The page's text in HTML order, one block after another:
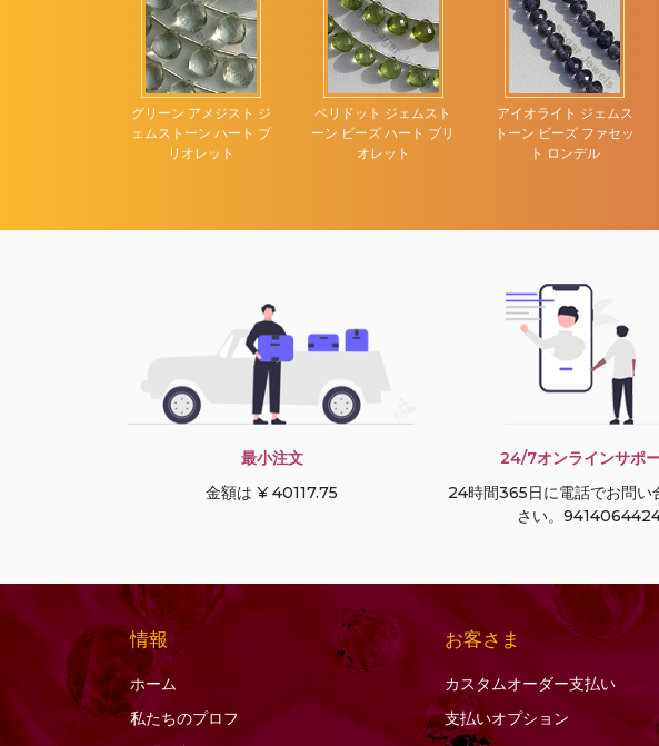
ピンクトルマリン
ピンクムーンストーン
ブラウンジルコン
ブラックスピネル
ブラックトルマリン
ブルートパーズ
プレシャスジェムスト
ーンマルチ
ベスビアナイトの宝石
ヘソナイトガーネット
ホワイトトパーズ
ホワイトムーンストー
ン
マラカイトの宝石
多面的な長方形
彫刻されたカボチャ
彫刻されたナゲット
彫刻された平らな梨
グリーン アメジスト ジ
ェムストーン ハート ブ
リオレット
ペリドット ジェムスト
ーン ビーズ ハート ブリ
オレット
アイオライト ジェムス
トーン ビーズ ファセッ
ト ロンデル
最小注文
金額は ¥ 40117.75
24/7オンラインサポ
24時間365日に電話でお問い
さい。
情報
ホーム
私たちのプロフ
お客さま
カスタムオーダー支払い
支払いオプション